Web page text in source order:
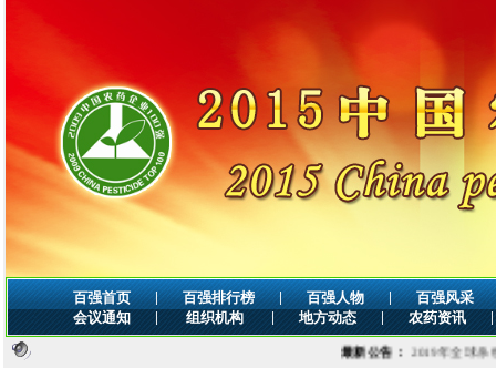
百强首页 | 百强排行榜 | 百强人物 |
百强风采
会议通知
| 组织机构 | 地方动态 | 农药资讯 |
最新公告： 2019年全球杀线虫剂